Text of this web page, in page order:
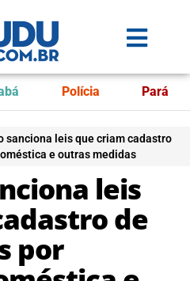
Polícia Pará
sanciona leis que criam cadastro
e outras medidas
leis
de
por